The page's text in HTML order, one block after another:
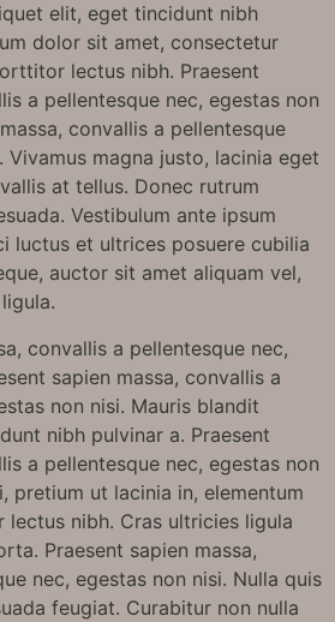
elit, eget tincidunt nibh
dolor sit amet, consectetur
lectus nibh. Praesent
a pellentesque nec, egestas non
convallis a pellentesque
Vivamus magna justo, lacinia eget
at tellus. Donec rutrum
Vestibulum ante ipsum
luctus et ultrices posuere cubilia
auctor sit amet aliquam vel,
convallis a pellentesque nec,
sapien massa, convallis a
non nisi. Mauris blandit
nibh pulvinar a. Praesent
a pellentesque nec, egestas non
pretium ut lacinia in, elementum
nibh. Cras ultricies ligula
Praesent sapien massa,
nec, egestas non nisi. Nulla quis
feugiat. Curabitur non nulla